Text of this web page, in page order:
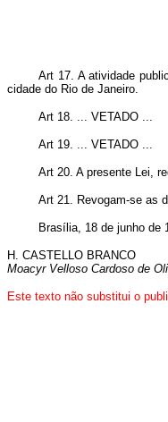
Art 17. A atividade
cidade do Rio de Janeiro.
Art 18. ... VETADO ...
Art 19. ... VETADO ...
Art 20. A presente Lei,
Art 21. Revogam-se as
Brasília, 18 de junho de
H. CASTELLO BRANCO
Moacyr Velloso Cardoso de
Este texto não substitui o